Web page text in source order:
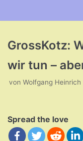
GrossKotz:
wir tun –
von Wolfgang Heinrich
Spread the love